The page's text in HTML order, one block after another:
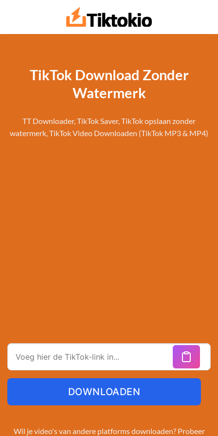
TikTok Download Zonder
Watermerk
TT Downloader, TikTok Saver, TikTok opslaan zonder
watermerk, TikTok Video Downloaden (TikTok MP3 & MP4)
DOWNLOADEN
Wil je video's van andere platforms downloaden? Probeer